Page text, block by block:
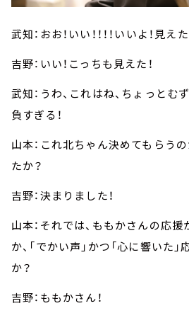
武知：おお！いい！！！！いいよ！見えた
吉野：いい！こっちも見えた！
武知：うわ、これはね、ちょっとむ
負すぎる！
山本：これ北ちゃん決めてもらうの
たか？
吉野：決まりました！
山本：それでは、ももかさんの応
か、「でかい声」かつ「心に響いた
か？
吉野：ももかさん！